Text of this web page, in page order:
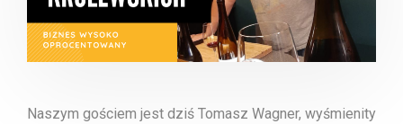
Naszym gościem jest dziś Tomasz Wagner, wyśmienity